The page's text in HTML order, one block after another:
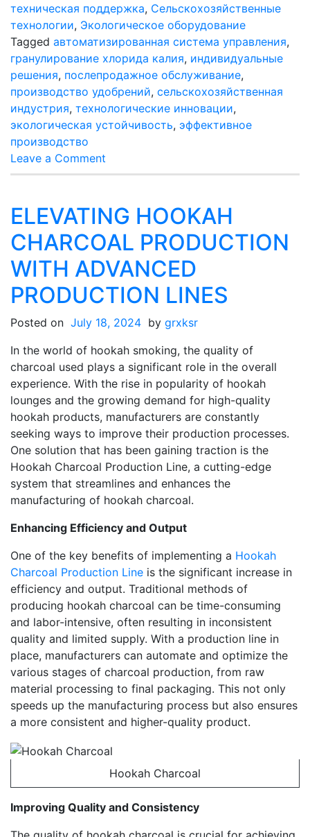
техническая поддержка, Сельскохозяйственные
технологии, Экологическое оборудование
Tagged автоматизированная система управления,
гранулирование хлорида калия, индивидуальные
решения, послепродажное обслуживание,
производство удобрений, сельскохозяйственная
индустрия, технологические инновации,
экологическая устойчивость, эффективное
производство
Leave a Comment
Создание
линии
гранулирования
хлорида
калия
для
новой
эры
производства
ELEVATING HOOKAH
CHARCOAL PRODUCTION
WITH ADVANCED
PRODUCTION LINES
Posted on July 18, 2024 by grxksr
In the world of hookah smoking, the quality of
charcoal used plays a significant role in the overall
experience. With the rise in popularity of hookah
lounges and the growing demand for high-quality
hookah products, manufacturers are constantly
seeking ways to improve their production processes.
One solution that has been gaining traction is the
Hookah Charcoal Production Line, a cutting-edge
system that streamlines and enhances the
manufacturing of hookah charcoal.
Enhancing Efficiency and Output
One of the key benefits of implementing a Hookah
Charcoal Production Line is the significant increase in
efficiency and output. Traditional methods of
producing hookah charcoal can be time-consuming
and labor-intensive, often resulting in inconsistent
quality and limited supply. With a production line in
place, manufacturers can automate and optimize the
various stages of charcoal production, from raw
material processing to final packaging. This not only
speeds up the manufacturing process but also ensures
a more consistent and higher-quality product.
Hookah Charcoal
Improving Quality and Consistency